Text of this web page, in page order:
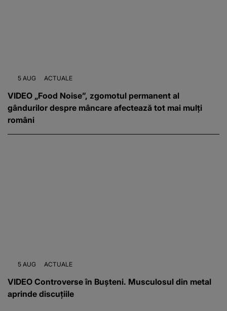
5 AUG ACTUALE
VIDEO „Food Noise”, zgomotul permanent al
gândurilor despre mâncare afectează tot mai mulți
români
5 AUG ACTUALE
VIDEO Controverse în Bușteni. Musculosul din metal
aprinde discuțiile